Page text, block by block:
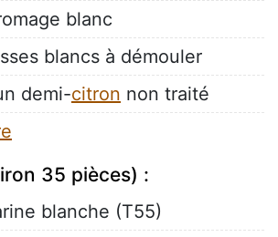
blanc
blancs à démouler
demi-citron non traité
35 pièces) :
blanche (T55)